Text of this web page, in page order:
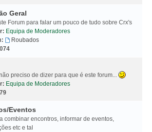
Geral
Forum para falar um pouco de tudo sobre Crx's
Equipa de Moderadores
Roubados
preciso de dizer para que é este forum...
Equipa de Moderadores
Eventos
combinar encontros, informar de eventos,
etc e tal